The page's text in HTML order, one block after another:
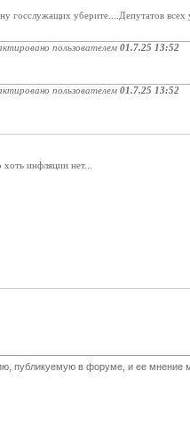
госслужащих уберите....Депутатов
пользователем 01.7.25 13:52
пользователем 01.7.25 13:52
инфляции нет...
публикуемую в форуме, и ее мнение